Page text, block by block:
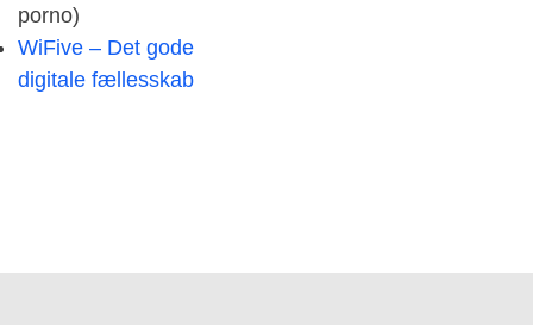
porno)
WiFive – Det gode
digitale fællesskab